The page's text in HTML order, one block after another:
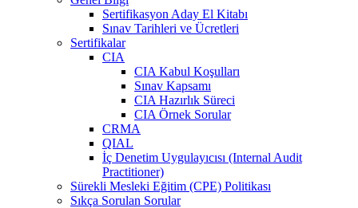
Sertifikasyon Aday El Kitabı
Sınav Tarihleri ve Ücretleri
Sertifikalar
CIA
CIA Kabul Koşulları
Sınav Kapsamı
CIA Hazırlık Süreci
CIA Örnek Sorular
CRMA
QIAL
İç Denetim Uygulayıcısı (Internal Audit
Practitioner)
Sürekli Mesleki Eğitim (CPE) Politikası
Sıkça Sorulan Sorular